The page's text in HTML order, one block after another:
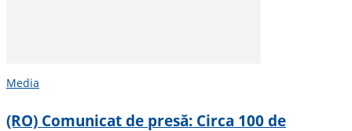
Media
(RO) Comunicat de presă: Circa 100 de